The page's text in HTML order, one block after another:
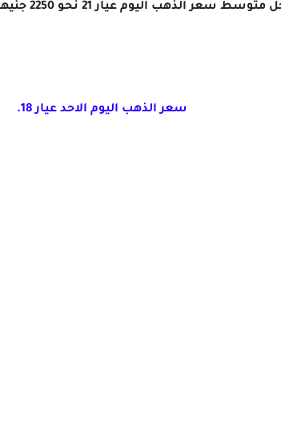
سعر الذهب اليوم عيار 21 نحو 2250 جنيها بدون المصنعية.
سعر الذهب اليوم الاحد عيار 18.